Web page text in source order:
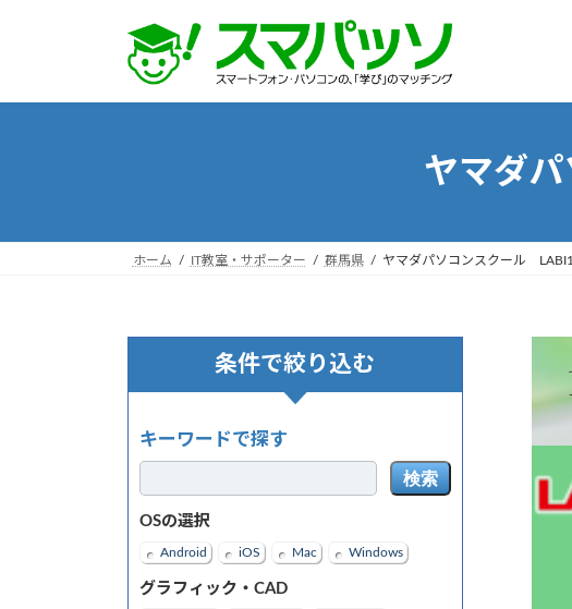
ヤマダ
ホーム IT教室・サポーター 群馬県 ヤマダパソコンスクール
条件で絞り込む
キーワードで探す
検索
OSの選択
Android iOS Mac Windows
グラフィック・CAD